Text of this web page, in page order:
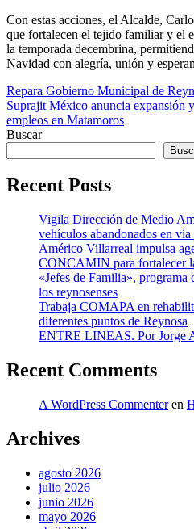
Con estas acciones, el Alcalde,
que fortalecen el tejido familiar y el
la temporada decembrina,
Navidad con alegría, unión y
Navegación
de
entradas
Repara Gobierno Municipal de
Suprajit México anuncia expansión
empleos en Matamoros
Buscar
Recent Posts
Vigila Dirección de Medio
vehículos abandonados en
Américo Villarreal impulsa
CONCAMIN para fortalecer
«Jefes de Familia»,
los reynosenses
Trabaja COMAPA en
diferentes puntos de Reynosa
ENTRE LINEAS. Por Jorge
Recent Comments
A WordPress Commenteren
Archives
agosto 2026
julio 2026
junio 2026
mayo 2026